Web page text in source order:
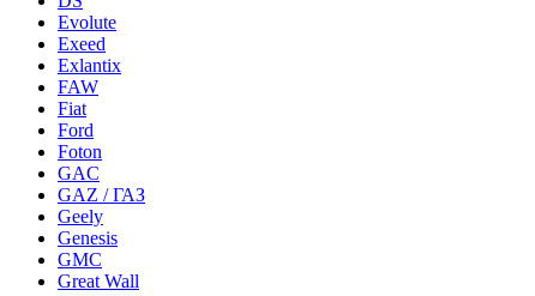
Evolute
Exeed
Exlantix
FAW
Fiat
Ford
Foton
GAC
GAZ / ГАЗ
Geely
Genesis
GMC
Great Wall